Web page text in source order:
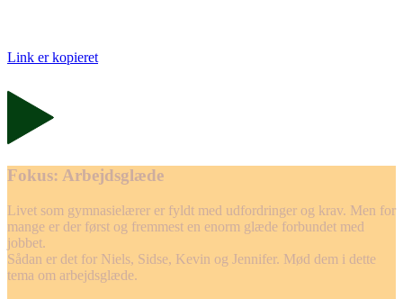
Link er kopieret
Fokus: Arbejdsglæde
Livet som gymnasielærer er fyldt med udfordringer og krav. Men for
mange er der først og fremmest en enorm glæde forbundet med
jobbet.
Sådan er det for Niels, Sidse, Kevin og Jennifer. Mød dem i dette
tema om arbejdsglæde.